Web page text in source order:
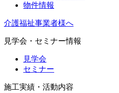
物件情報
介護福祉事業者様へ
見学会・セミナー情報
見学会
セミナー
施工実績・活動内容